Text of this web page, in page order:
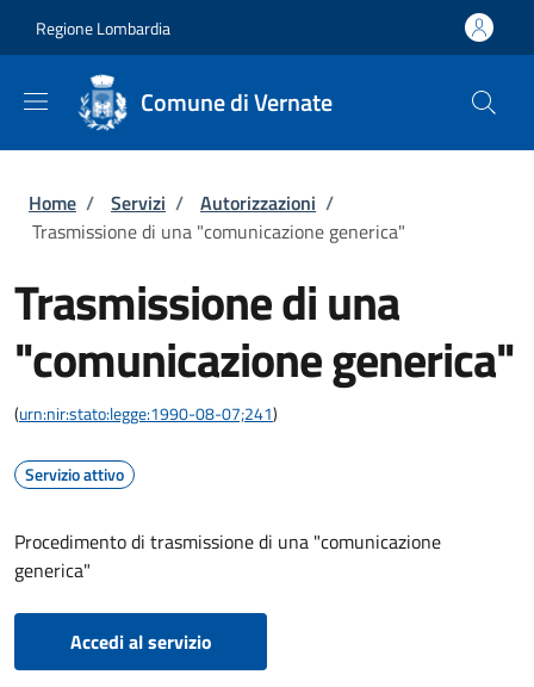
Regione Lombardia
Comune di Vernate
Briciole di pane
Home / Servizi / Autorizzazioni /
Trasmissione di una "comunicazione generica"
Trasmissione di una
"comunicazione generica"
(urn:nir:stato:legge:1990-08-07;241)
Servizio attivo
Procedimento di trasmissione di una "comunicazione
generica"
Accedi al servizio